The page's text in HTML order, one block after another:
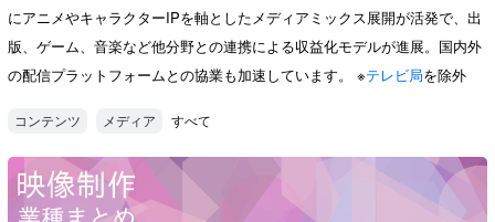
にアニメやキャラクターIPを軸としたメディアミックス展開が活発で、出
版、ゲーム、音楽など他分野との連携による収益化モデルが進展。国内外
の配信プラットフォームとの協業も加速しています。 ※テレビ局を除外
コンテンツ メディア すべて